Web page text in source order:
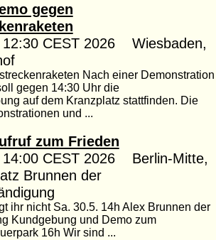
gegen
12:30 CEST 2026 Wiesbaden,
Nach einer Demonstration
gegen 14:30 Uhr die
auf dem Kranzplatz stattfinden. Die
und ...
zum Frieden
14:00 CEST 2026 Berlin-Mitte,
Brunnen der
ihr nicht Sa. 30.5. 14h Alex Brunnen der
Kundgebung und Demo zum
16h Wir sind ...